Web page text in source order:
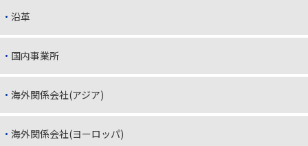
沿革
国内事業所
海外関係会社(アジア)
海外関係会社(ヨーロッパ)